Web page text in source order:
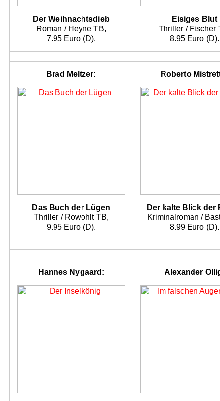
Der Weihnachtsdieb
Roman / Heyne TB,
7.95 Euro (D).
Eisiges Blut
Thriller / Fischer
8.95 Euro (D).
Brad Meltzer:
Das Buch der Lügen
Thriller / Rowohlt TB,
9.95 Euro (D).
Roberto
Der kalte Blick der
Kriminalroman /
8.99 Euro (D).
Hannes Nygaard: Alexander